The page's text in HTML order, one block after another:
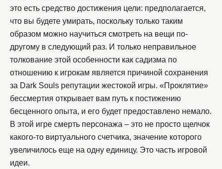
это есть средство достижения цели: предполагается,
что вы будете умирать, поскольку только таким
образом можно научиться смотреть на вещи по-
другому в следующий раз. И только неправильное
толкование этой особенности как садизма по
отношению к игрокам является причиной сохранения
за Dark Souls репутации жестокой игры. «Проклятие»
бессмертия открывает вам путь к постижению
бесценного опыта, и его будет предоставлено немало.
В этой игре смерть персонажа – это не просто щелчок
какого-то виртуального счетчика, значение которого
увеличилось еще на одну единицу. Это часть игровой
идеи.